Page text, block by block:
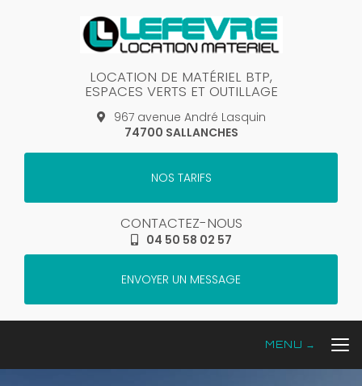
LOCATION DE MATÉRIEL BTP,
ESPACES VERTS ET OUTILLAGE
967 avenue André Lasquin
74700 SALLANCHES
NOS TARIFS
CONTACTEZ-NOUS
04 50 58 02 57
ENVOYER UN MESSAGE